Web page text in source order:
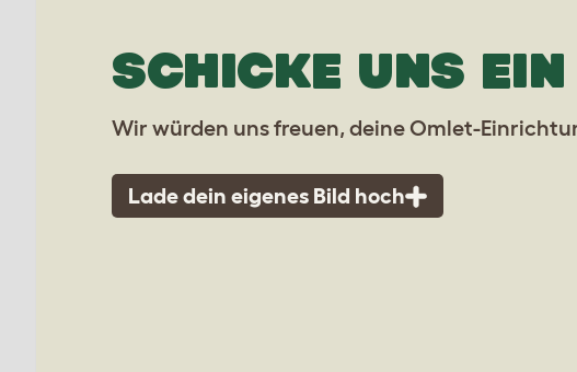
SCHICKE UNS EIN
Wir würden uns freuen, deine Omlet-
Lade dein eigenes Bild hoch